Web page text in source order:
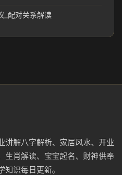
_配对关系解读
讲解八字解析、家居风水、开业
生肖解读、宝宝起名、财神供奉
识每日更新。